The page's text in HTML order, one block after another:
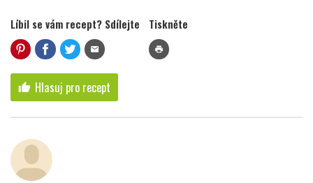
Líbil se vám recept? Sdílejte
mail
Tiskněte
print
thumb_up Hlasuj pro recept